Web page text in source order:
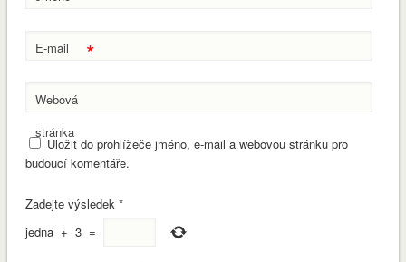
E-mail *
Webová
stránka
Uložit do prohlížeče jméno, e-mail a webovou stránku pro
budoucí komentáře.
Zadejte výsledek *
jedna + 3 =